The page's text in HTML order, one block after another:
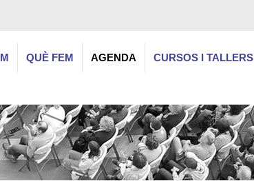
QUÈ FEM AGENDA CURSOS I TALLERS